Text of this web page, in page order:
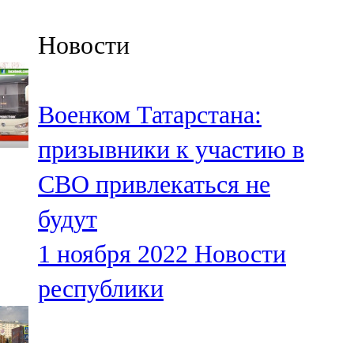
91,5 FM
106,1 FM
Кама тамагы
71,51 FM
Кукмара
107,9 FM
Лениногорский
Новости
Военком Татарстана:
призывники к участию в
СВО привлекаться не
будут
1 ноября 2022 Новости
республики